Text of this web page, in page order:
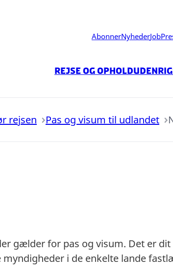
AbonnerNyhederJob
Rejse og ophold
rejsen Pas og visum til udlandet
gælder for pas og visum. Det er
i de enkelte lande